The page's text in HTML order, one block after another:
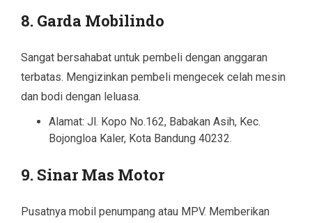
8. Garda Mobilindo
Sangat bersahabat untuk pembeli dengan anggaran
terbatas. Mengizinkan pembeli mengecek celah mesin
dan bodi dengan leluasa.
Alamat: Jl. Kopo No.162, Babakan Asih, Kec.
Bojongloa Kaler, Kota Bandung 40232.
9. Sinar Mas Motor
Pusatnya mobil penumpang atau MPV. Memberikan